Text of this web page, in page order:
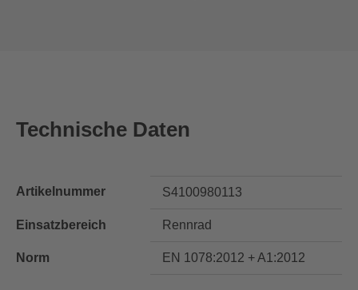
Technische Daten
Artikelnummer S4100980113
Einsatzbereich Rennrad
Norm EN 1078:2012 + A1:2012